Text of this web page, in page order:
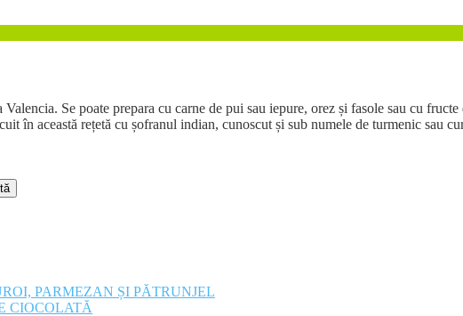
Se poate prepara cu carne de pui sau iepure, orez și fasole sau cu
în această rețetă cu șofranul indian, cunoscut și sub numele de turmenic sau
PARMEZAN ȘI PĂTRUNJEL
CIOCOLATĂ